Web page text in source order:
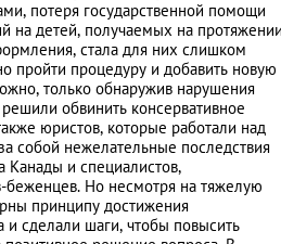
потеря государственной помощи
на детей, получаемых на
стала для них слишком
пройти процедуру и добавить новую
только обнаружив нарушения
обвинить консервативное
юристов, которые работали над
собой нежелательные последствия
Канады и специалистов,
Но несмотря на тяжелую
принципу достижения
и сделали шаги, чтобы повысить